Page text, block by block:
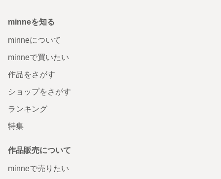
minneを知る
minneについて
minneで買いたい
作品をさがす
ショップをさがす
ランキング
特集
作品販売について
minneで売りたい